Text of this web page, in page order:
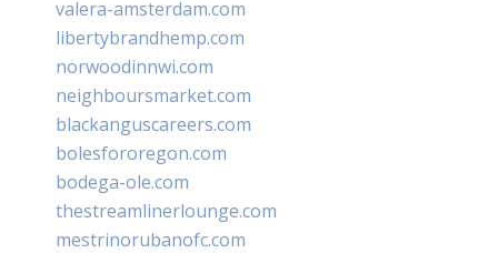
valera-amsterdam.com
libertybrandhemp.com
norwoodinnwi.com
neighboursmarket.com
blackanguscareers.com
bolesfororegon.com
bodega-ole.com
thestreamlinerlounge.com
mestrinorubanofc.com